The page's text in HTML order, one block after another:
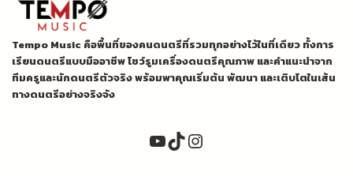
Tempo Music คือพื้นที่ของคนดนตรีที่รวมทุกอย่างไว้ในที่เดียว ทั้งการ
เรียนดนตรีแบบมืออาชีพ โชว์รูมเครื่องดนตรีคุณภาพ และคำแนะนำจาก
ทีมครูและนักดนตรีตัวจริง พร้อมพาคุณเริ่มต้น พัฒนา และเติบโตในเส้น
ทางดนตรีอย่างจริงจัง
YouTube
TikTok
Instagram